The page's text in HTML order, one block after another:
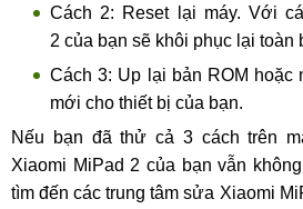
Cách 2: Reset lại máy. Với
2 của bạn sẽ khôi phục lại toàn
Cách 3: Up lại bản ROM hoặc
mới cho thiết bị của bạn.
Nếu bạn đã thử cả 3 cách trên
Xiaomi MiPad 2 của bạn vẫn
tìm đến các trung tâm sửa Xiaomi